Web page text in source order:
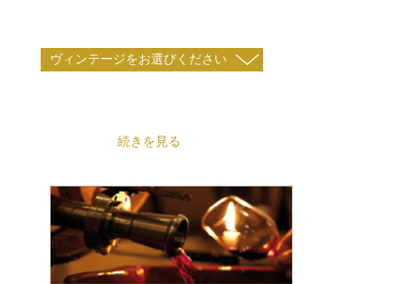
続きを見る